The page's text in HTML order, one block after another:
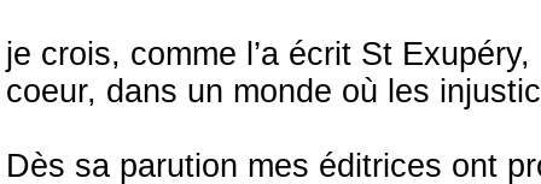
je crois, comme l’a écrit St
coeur, dans un monde où les
Dès sa parution mes éditrices ont